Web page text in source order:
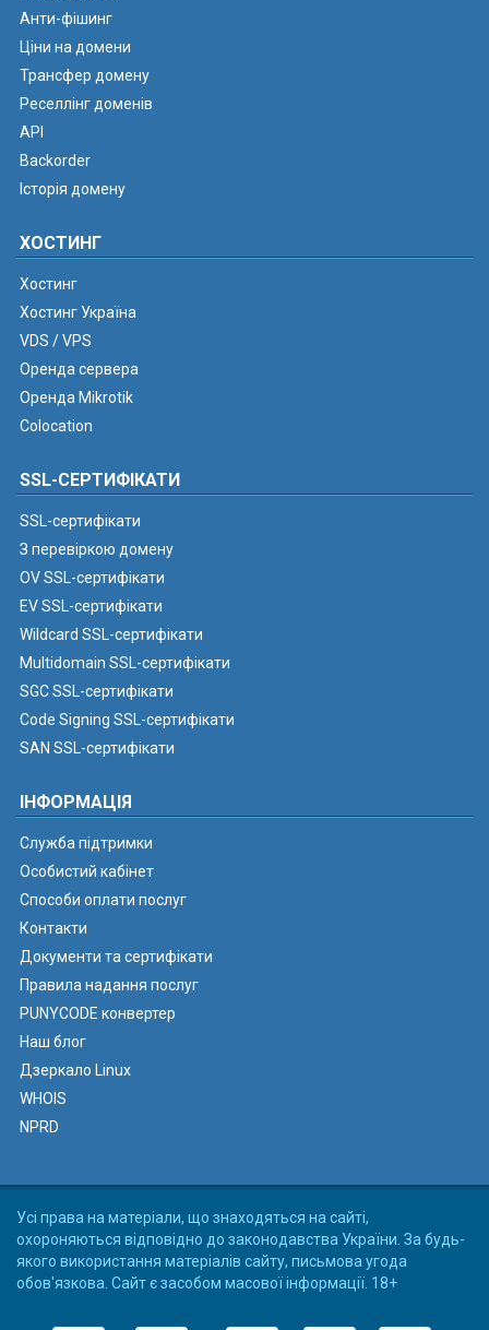
Анти-фішинг
Ціни на домени
Трансфер домену
Реселлінг доменів
API
Backorder
Історія домену
ХОСТИНГ
Хостинг
Хостинг Україна
VDS / VPS
Оренда сервера
Оренда Mikrotik
Colocation
SSL-СЕРТИФІКАТИ
SSL-сертифікати
З перевіркою домену
OV SSL-сертифікати
EV SSL-сертифікати
Wildcard SSL-сертифікати
Multidomain SSL-сертифікати
SGC SSL-сертифікати
Code Signing SSL-сертифікати
SAN SSL-сертифікати
ІНФОРМАЦІЯ
Служба підтримки
Особистий кабінет
Способи оплати послуг
Контакти
Документи та сертифікати
Правила надання послуг
PUNYCODE конвертер
Наш блог
Дзеркало Linux
WHOIS
NPRD
Усі права на матеріали, що знаходяться на сайті,
охороняються відповідно до законодавства України. За будь-
якого використання матеріалів сайту, письмова угода
обов'язкова. Сайт є засобом масової інформації. 18+